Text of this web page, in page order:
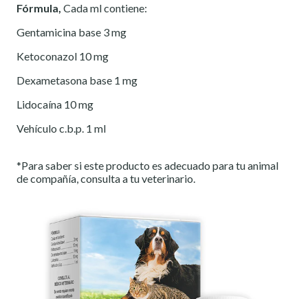
Fórmula, Cada ml contiene:
Gentamicina base 3 mg
Ketoconazol 10 mg
Dexametasona base 1 mg
Lidocaína 10 mg
Vehículo c.b.p. 1 ml
*Para saber si este producto es adecuado para tu animal
de compañía, consulta a tu veterinario.